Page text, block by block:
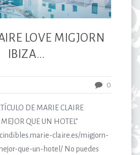
LOVE MIGJORN
IBIZA…
0
DE MARIE CLAIRE
QUE UN HOTEL”
claire.es/migjorn-
que-un-hotel/ No puedes